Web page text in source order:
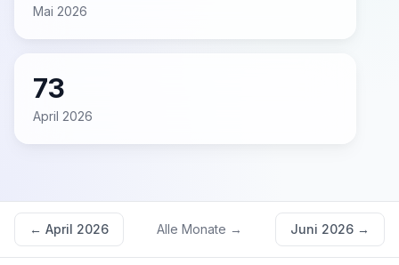
Mai 2026
73
April 2026
← April 2026 Alle Monate → Juni 2026 →